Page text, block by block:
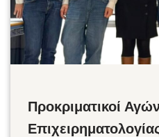
Προκριματικοί